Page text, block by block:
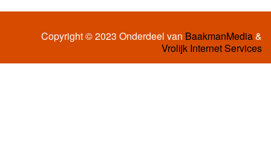
Copyright © 2023 Onderdeel van BaakmanMedia&
Vrolijk Internet Services